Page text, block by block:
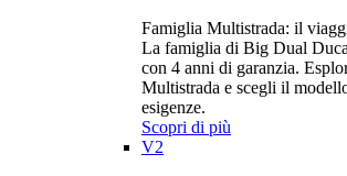
Famiglia Multistrada: il
La famiglia di Big Dual
con 4 anni di garanzia.
Multistrada e scegli il
esigenze.
Scopri di più
V2